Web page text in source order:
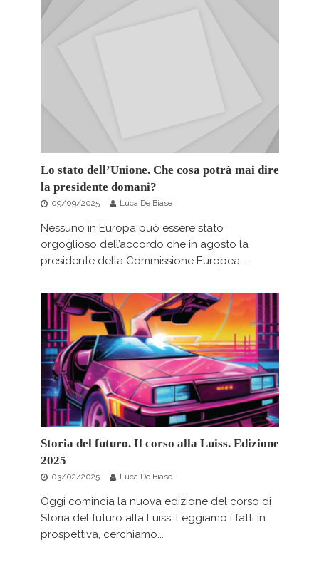
Lo stato dell’Unione. Che cosa potrà mai dire
la presidente domani?
09/09/2025 Luca De Biase
Nessuno in Europa può essere stato
orgoglioso dell’accordo che in agosto la
presidente della Commissione Europea...
Storia del futuro. Il corso alla Luiss. Edizione
2025
03/02/2025 Luca De Biase
Oggi comincia la nuova edizione del corso di
Storia del futuro alla Luiss. Leggiamo i fatti in
prospettiva, cerchiamo...